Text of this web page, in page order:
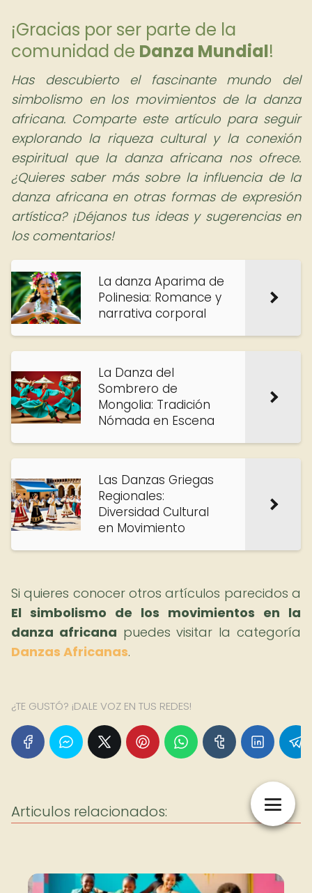
¡Gracias por ser parte de la
comunidad de Danza Mundial!
Has descubierto el fascinante mundo del
simbolismo en los movimientos de la danza
africana. Comparte este artículo para seguir
explorando la riqueza cultural y la conexión
espiritual que la danza africana nos ofrece.
¿Quieres saber más sobre la influencia de la
danza africana en otras formas de expresión
artística? ¡Déjanos tus ideas y sugerencias en
los comentarios!
La danza Aparima de
Polinesia: Romance y
narrativa corporal
La Danza del
Sombrero de
Mongolia: Tradición
Nómada en Escena
Las Danzas Griegas
Regionales:
Diversidad Cultural
en Movimiento
Si quieres conocer otros artículos parecidos a
El simbolismo de los movimientos en la
danza africana puedes visitar la categoría
Danzas Africanas.
¿TE GUSTÓ? ¡DALE VOZ EN TUS REDES!
Articulos relacionados: